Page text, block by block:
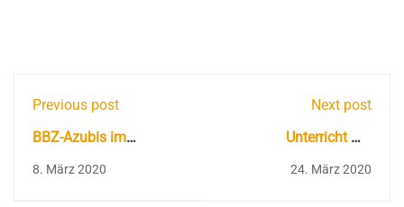
Previous post
BBZ-Azubis im
Ehrenamt mit
8. März 2020
Next post
Unterricht mit
elektronischen Medien
24. März 2020